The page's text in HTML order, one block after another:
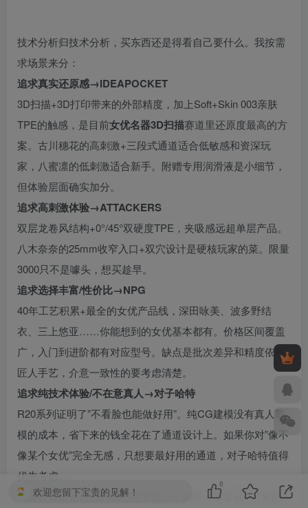
技术分析归技术分析，买东西还是得看自己要什么。我按需
求场景来分：
追求真实还原感→IDEAPOCKET
3D扫描+3D打印带来的外部精度，加上Soft+Skin 003亲肤
TPE的触感，是目前女优名器3D扫描赛道里还原度最高的方
案。古川穗花的高刺激+三段式通道适合低敏感和资深玩
家，八蜜凛的低刺激适合新手。附赠专用润滑液是小细节，
但体验层面确实加分。
追求高刺激体验→ATTACKERS
双层龙卷风结构+0°/45°双硬度TPE，夹吸感远超单层产品。
八木奈奈的25mm收窄入口+双穴设计是硬核玩家的菜。限量
3000只不是噱头，想买趁早。
追求选择丰富/性价比→NPG
40年工艺积累+最全的女优产品线，深田咏美、波多野结
衣、三上悠亚……你能想到的女优基本都有。价格区间覆盖
广，入门到进阶都有对应型号。缺点是批次差异和精度依赖
匠人手艺，介意一致性的要考虑清楚。
追求纯技术体验/不在意真人→对子哈特
R20系列证明了”不看脸也能做好用”。纯CG建模没有真人取
模的成本，省下来的钱全花在了通道设计上。如果你对”像不
像某个女优”完全无感，只想要最好用的通道，对子哈特值得
优先考虑。
我建议你根据自己的核心需求选一个品牌，不要被”1:1复刻”
欢迎您留下宝贵的见解！
8